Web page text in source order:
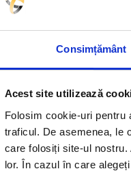
Consimțământ
Acest site utilizează
Folosim cookie-uri pentru
traficul. De asemenea, le
care folosiți site-ul
lor. În cazul în care